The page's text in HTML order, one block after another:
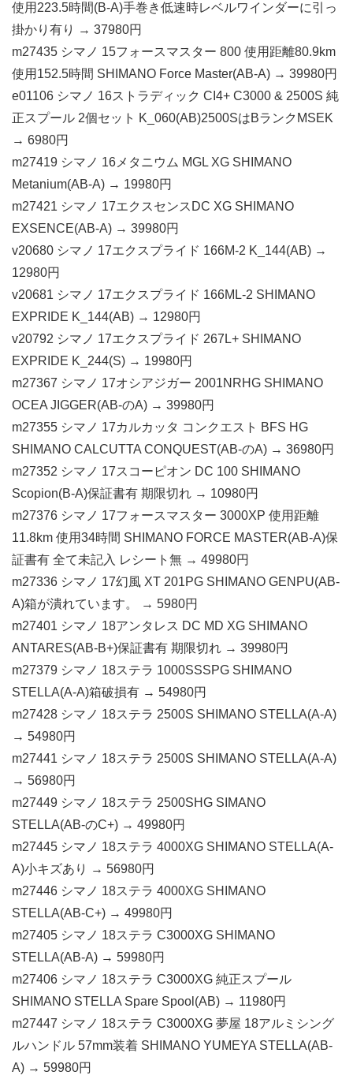
使用223.5時間(B-A)手巻き低速時レベルワインダーに引っ
掛かり有り → 37980円
m27435 シマノ 15フォースマスター 800 使用距離80.9km
使用152.5時間 SHIMANO Force Master(AB-A) → 39980円
e01106 シマノ 16ストラディック CI4+ C3000 & 2500S 純
正スプール 2個セット K_060(AB)2500SはBランクMSEK
→ 6980円
m27419 シマノ 16メタニウム MGL XG SHIMANO
Metanium(AB-A) → 19980円
m27421 シマノ 17エクスセンスDC XG SHIMANO
EXSENCE(AB-A) → 39980円
v20680 シマノ 17エクスプライド 166M-2 K_144(AB) →
12980円
v20681 シマノ 17エクスプライド 166ML-2 SHIMANO
EXPRIDE K_144(AB) → 12980円
v20792 シマノ 17エクスプライド 267L+ SHIMANO
EXPRIDE K_244(S) → 19980円
m27367 シマノ 17オシアジガー 2001NRHG SHIMANO
OCEA JIGGER(AB-のA) → 39980円
m27355 シマノ 17カルカッタ コンクエスト BFS HG
SHIMANO CALCUTTA CONQUEST(AB-のA) → 36980円
m27352 シマノ 17スコーピオン DC 100 SHIMANO
Scopion(B-A)保証書有 期限切れ → 10980円
m27376 シマノ 17フォースマスター 3000XP 使用距離
11.8km 使用34時間 SHIMANO FORCE MASTER(AB-A)保
証書有 全て未記入 レシート無 → 49980円
m27336 シマノ 17幻風 XT 201PG SHIMANO GENPU(AB-
A)箱が潰れています。 → 5980円
m27401 シマノ 18アンタレス DC MD XG SHIMANO
ANTARES(AB-B+)保証書有 期限切れ → 39980円
m27379 シマノ 18ステラ 1000SSSPG SHIMANO
STELLA(A-A)箱破損有 → 54980円
m27428 シマノ 18ステラ 2500S SHIMANO STELLA(A-A)
→ 54980円
m27441 シマノ 18ステラ 2500S SHIMANO STELLA(A-A)
→ 56980円
m27449 シマノ 18ステラ 2500SHG SIMANO
STELLA(AB-のC+) → 49980円
m27445 シマノ 18ステラ 4000XG SHIMANO STELLA(A-
A)小キズあり → 56980円
m27446 シマノ 18ステラ 4000XG SHIMANO
STELLA(AB-C+) → 49980円
m27405 シマノ 18ステラ C3000XG SHIMANO
STELLA(AB-A) → 59980円
m27406 シマノ 18ステラ C3000XG 純正スプール
SHIMANO STELLA Spare Spool(AB) → 11980円
m27447 シマノ 18ステラ C3000XG 夢屋 18アルミシング
ルハンドル 57mm装着 SHIMANO YUMEYA STELLA(AB-
A) → 59980円